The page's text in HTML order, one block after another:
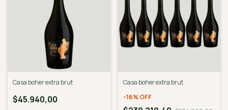
Casa boher extra brut
$45.940,00
Casa boher extra brut
-16%OFF